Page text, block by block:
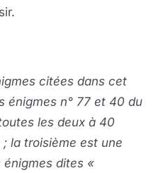
citées dans cet
énigmes n° 77 et 40 du
les deux à 40
la troisième est une
énigmes dites «